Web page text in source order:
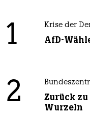
1 Krise der
AfD-
2
Zurück
Wurzeln